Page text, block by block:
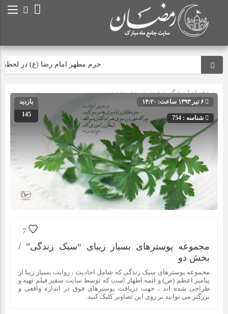
حرم مطهر امام رضا (ع) در لحظه
صفحه اصلی» گروه » دسته‌بندی نشده
شناسه : 754
بازدید
145
7
مجموعه پوسترهای بسیار زیبای “سبک زندگی” /
بخش دو
مجموعه پوسترهای سبک زندگی که شامل احادیث ، روایت بسیار زیبا از
پیامبر اعظم (ص) و ائمه اطهار است که توسط سایت سفیر فیلم تهیه و
طراحی شده اند ، جهت دریافت پوسترهای فوق در اندازه واقعی و
بزرگتر می توانید بر روی این تصاویر کلیک کنید.